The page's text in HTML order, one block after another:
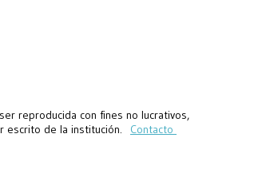
reproducida con fines no lucrativos,
escrito de la institución. Contacto